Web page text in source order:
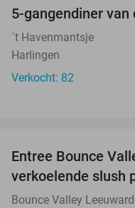
5-gangendiner
´t Havenmantsje
Harlingen
Verkocht: 82
Entree Bounce
verkoelende slush
Bounce Valley